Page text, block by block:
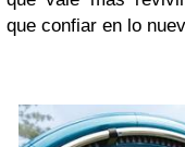
que confiar en lo